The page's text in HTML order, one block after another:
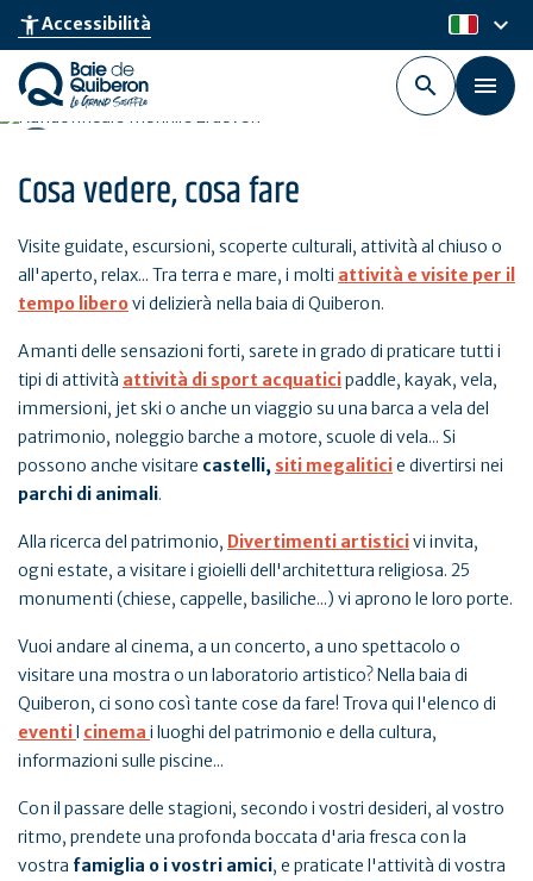
Skip
main
content
accessibility_newAccessibilità it
keyboard_arrow_down
Cosa vedere, cosa fare
Visite guidate, escursioni, scoperte culturali, attività al chiuso o
all'aperto, relax... Tra terra e mare, i molti attività e visite per il
tempo liberovi delizierà nella baia di Quiberon.
Amanti delle sensazioni forti, sarete in grado di praticare tutti i
tipi di attività attività di sport acquaticipaddle, kayak, vela,
immersioni, jet ski o anche un viaggio su una barca a vela del
patrimonio, noleggio barche a motore, scuole di vela... Si
possono anche visitare castelli, siti megaliticie divertirsi nei
parchi di animali.
Alla ricerca del patrimonio, Divertimenti artisticivi invita,
ogni estate, a visitare i gioielli dell'architettura religiosa. 25
monumenti (chiese, cappelle, basiliche...) vi aprono le loro porte.
Vuoi andare al cinema, a un concerto, a uno spettacolo o
visitare una mostra o un laboratorio artistico? Nella baia di
Quiberon, ci sono così tante cose da fare! Trova qui l'elenco di
eventil cinema i luoghi del patrimonio e della cultura,
informazioni sulle piscine...
Con il passare delle stagioni, secondo i vostri desideri, al vostro
ritmo, prendete una profonda boccata d'aria fresca con la
vostra famiglia o i vostri amici, e praticate l'attività di vostra